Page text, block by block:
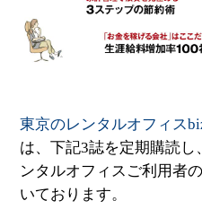
東京のレンタルオフィス
は、下記3誌を定期購読
ンタルオフィスご利用者
いております。